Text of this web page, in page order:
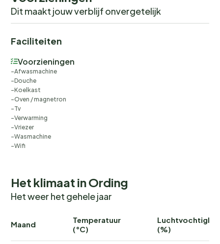
Dit maakt jouw verblijf onvergetelijk
Faciliteiten
Voorzieningen
Afwasmachine
Douche
Koelkast
Oven / magnetron
Tv
Verwarming
Vriezer
Wasmachine
Wifi
Het klimaat in Ording
Het weer het gehele jaar
Maand
Temperatuur
(°C)
(%)